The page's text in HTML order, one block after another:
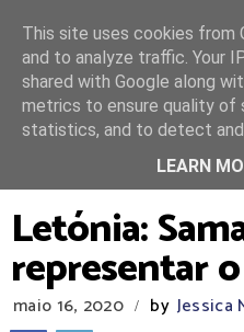
TRENDING
Letónia:
representar
maio 16, 2020 / by Jessica
This site uses cookies from
and to analyze traffic. Your
shared with Google along
metrics to ensure quality of
statistics, and to detect and
LEARN